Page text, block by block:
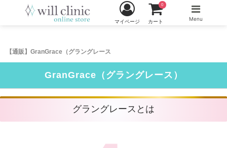
【通販】GranGrace（グラングレース
マイページ カート
0
Menu
GranGrace（グラングレース）
グラングレースとは